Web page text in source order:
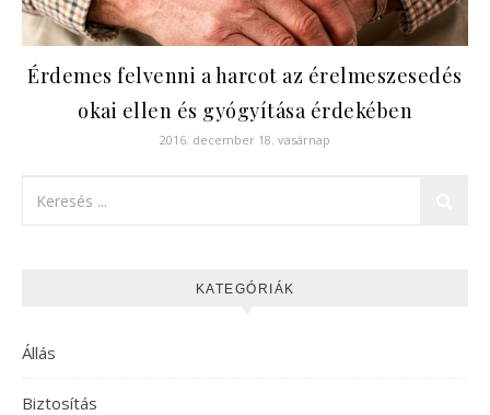
Érdemes felvenni a harcot az érelmeszesedés
okai ellen és gyógyítása érdekében
2016. december 18. vasárnap
KATEGÓRIÁK
Állás
Biztosítás